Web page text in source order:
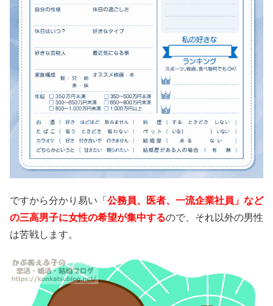
ですから分かり易い「 公務員、医者、一流企業社員」など
の三高男子に女性の希望が集中するので、それ以外の男性
は苦戦します。